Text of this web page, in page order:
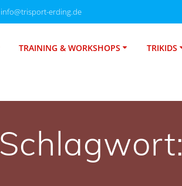
info@trisport-erding.de
TRAINING & WORKSHOPS TRIKIDS
Schlagwort: